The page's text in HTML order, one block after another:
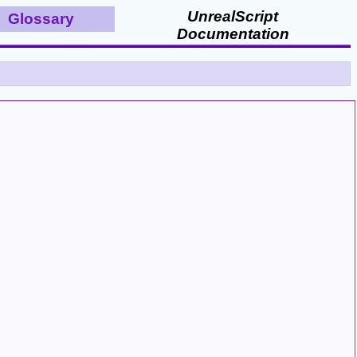
Glossary
UnrealScript
Documentation